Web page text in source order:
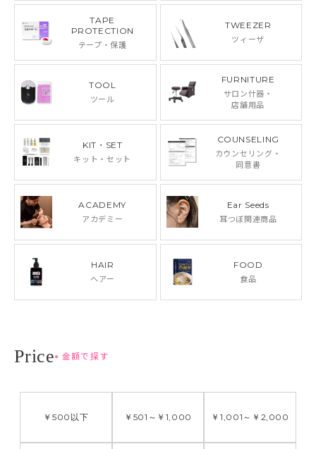
TAPE
PROTECTION
テープ・保護
TWEEZER
ツィーザ
TOOL
ツール
FURNITURE
サロン什器・
店舗用品
KIT・SET
キット・セット
COUNSELING
カウンセリング・
同意書
ACADEMY
アカデミー
Ear Seeds
耳つぼ関連商品
HAIR
ヘアー
FOOD
食品
金額で探す
￥500 以下 ￥501 ～ ￥1,000 ￥1,001 ～ ￥2,000